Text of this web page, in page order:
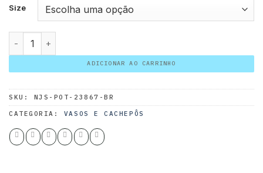
Size
Cerâmica Nova Canelada Redonda Bege quantidade
ADICIONAR AO CARRINHO
SKU: NJS-POT-23867-BR
CATEGORIA: VASOS E CACHEPÔS